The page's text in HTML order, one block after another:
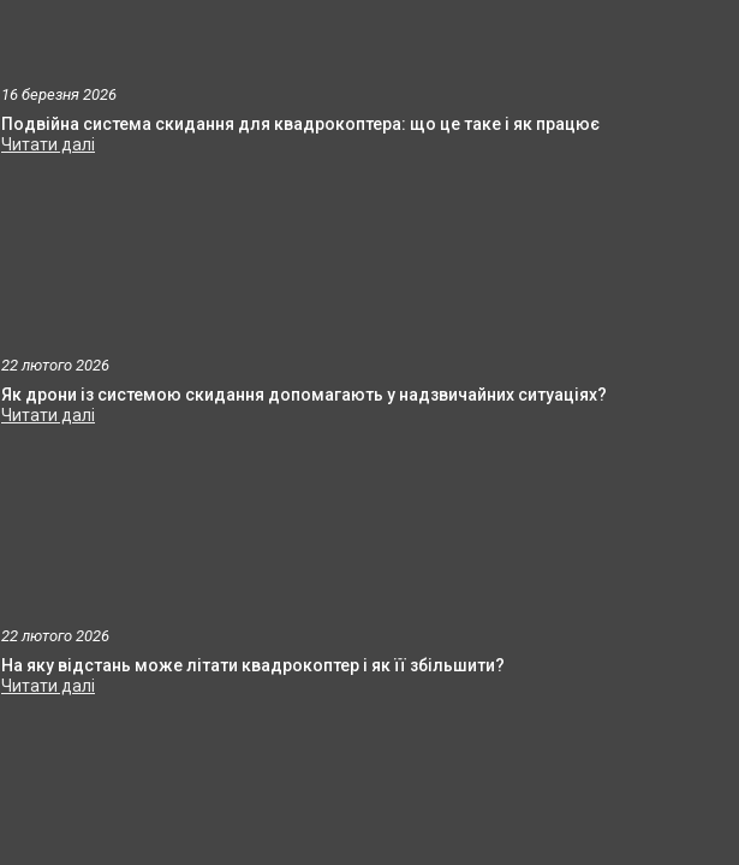
16 березня 2026
Подвійна система скидання для квадрокоптера: що це таке і як працює
22 лютого 2026
Як дрони із системою скидання допомагають у надзвичайних ситуаціях?
22 лютого 2026
На яку відстань може літати квадрокоптер і як її збільшити?